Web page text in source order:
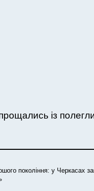
із
покоління: у Черкасах